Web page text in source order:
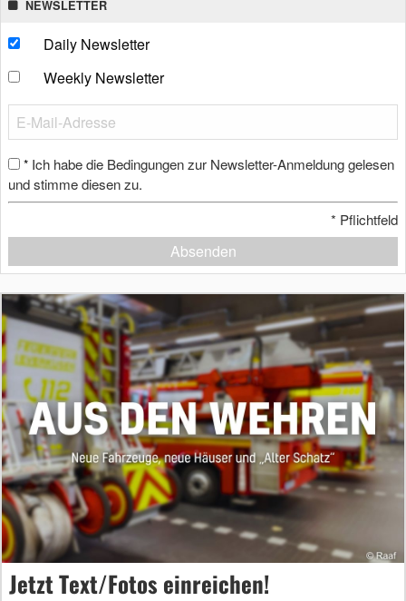
NEWSLETTER
Daily Newsletter
Weekly Newsletter
* Ich habe die Bedingungen zur Newsletter-Anmeldung gelesen
und stimme diesen zu.
* Pflichtfeld
Absenden
Jetzt Text/Fotos einreichen!